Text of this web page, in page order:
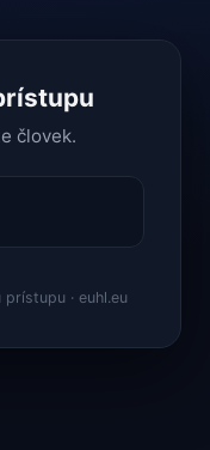
človek.
· euhl.eu